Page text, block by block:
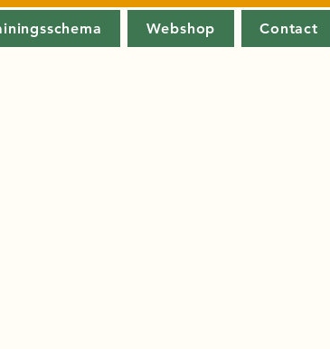
Webshop Contact